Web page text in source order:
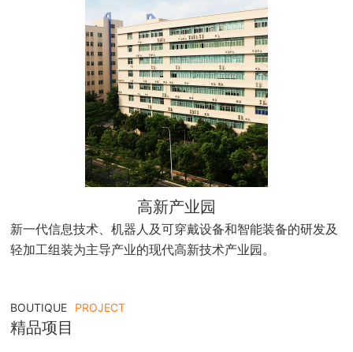
高新产业园
新一代信息技术、机器人及可穿戴设备和智能装备的研发及
轻加工组装为主导产业的现代高新技术产业园。
BOUTIQUE PROJECT
精品项目